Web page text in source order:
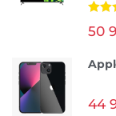
из 5
50
44